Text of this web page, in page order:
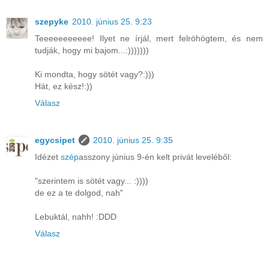
szepyke 2010. június 25. 9:23
Teeeeeeeeeee! Ilyet ne írjál, mert felröhögtem, és nem
tudják, hogy mi bajom...:)))))))
Ki mondta, hogy sötét vagy?:)))
Hát, ez kész!:))
Válasz
egycsipet
2010. június 25. 9:35
Idézet szépasszony június 9-én kelt privát leveléből:
"szerintem is sötét vagy... :))))
de ez a te dolgod, nah"
Lebuktál, nahh! :DDD
Válasz